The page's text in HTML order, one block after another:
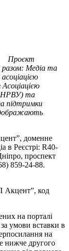
Проєкт
разом: Медіа та
та
підтримки
доменне
в Реєстрі: R40-
проспект
859-24-88.
Акцент”, код
на порталі
умови вставки в
на
нижче другого